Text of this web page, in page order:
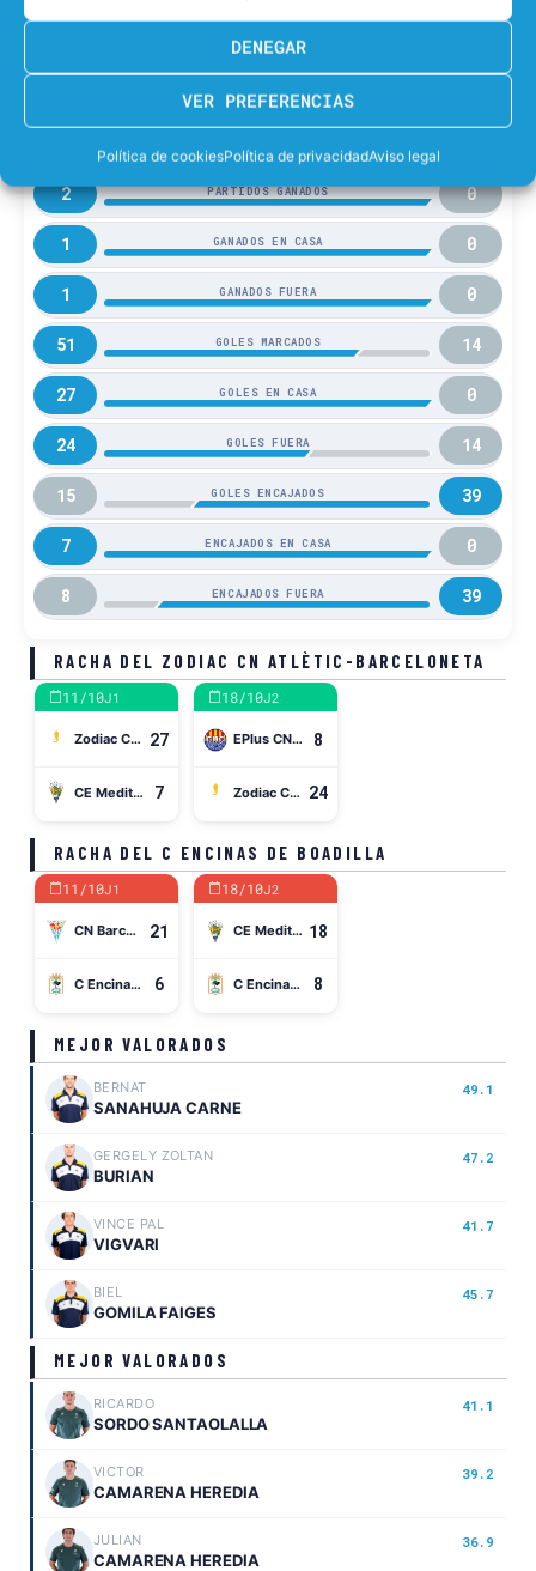
DENEGAR
VER PREFERENCIAS
Política de cookiesPolítica de privacidadAviso legal
2 PARTIDOS GANADOS 0
1 GANADOS EN CASA 0
1 GANADOS FUERA 0
51 GOLES MARCADOS 14
27 GOLES EN CASA 0
24 GOLES FUERA 14
15 GOLES ENCAJADOS 39
7 ENCAJADOS EN CASA 0
8 ENCAJADOS FUERA 39
RACHA DEL ZODIAC CN ATLÈTIC-BARCELONETA
11/10J1
Zodiac CN Atlètic-Barceloneta 27
CE Mediterrani 7
18/10J2
EPlus CN Catalunya 8
Zodiac CN Atlètic-Barceloneta 24
RACHA DEL C ENCINAS DE BOADILLA
11/10J1
CN Barcelona 21
C Encinas de Boadilla 6
18/10J2
CE Mediterrani 18
C Encinas de Boadilla 8
MEJOR VALORADOS
BERNAT 49.1
SANAHUJA CARNE
GERGELY ZOLTAN 47.2
BURIAN
VINCE PAL 41.7
VIGVARI
BIEL 45.7
GOMILA FAIGES
MEJOR VALORADOS
RICARDO 41.1
SORDO SANTAOLALLA
VICTOR 39.2
CAMARENA HEREDIA
JULIAN 36.9
CAMARENA HEREDIA